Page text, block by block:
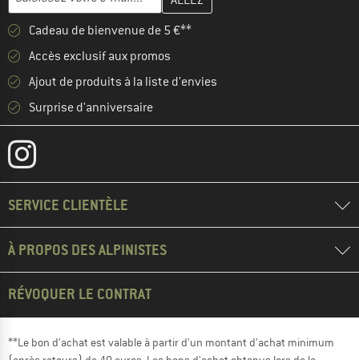
Cadeau de bienvenue de 5 €**
Accès exclusif aux promos
Ajout de produits à la liste d'envies
Surprise d'anniversaire
SERVICE CLIENTÈLE
À PROPOS DES ALPINISTES
RÉVOQUER LE CONTRAT
**Le bon d'achat est valable à partir d'un montant d'achat minimum